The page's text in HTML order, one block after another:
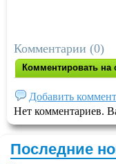
Комментарии (0)
Комментировать на
Добавить
Нет комментариев.
Последние